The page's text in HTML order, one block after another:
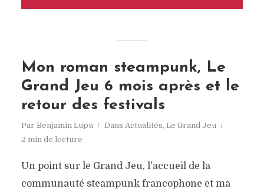
Mon roman steampunk, Le
Grand Jeu 6 mois après et le
retour des festivals
Par Benjamin Lupu Dans Actualités, Le Grand Jeu
2 min de lecture
Un point sur le Grand Jeu, l'accueil de la
communauté steampunk francophone et ma